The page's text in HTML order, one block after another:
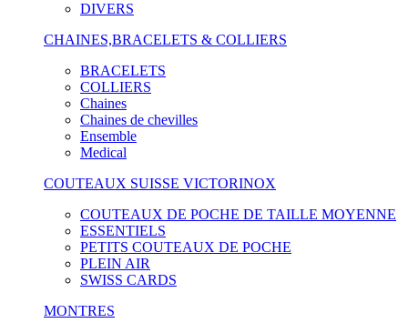
DIVERS
CHAINES,BRACELETS & COLLIERS
BRACELETS
COLLIERS
Chaines
Chaines de chevilles
Ensemble
Medical
COUTEAUX SUISSE VICTORINOX
COUTEAUX DE POCHE DE TAILLE MOYENNE
ESSENTIELS
PETITS COUTEAUX DE POCHE
PLEIN AIR
SWISS CARDS
MONTRES